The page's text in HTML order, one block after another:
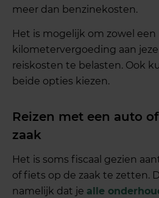
meer dan benzinekosten.
Het is mogelijk om zowel een
kilometervergoeding aan
reiskosten te belasten. Ook
beide opties kiezen.
Reizen met een auto
zaak
Het is soms fiscaal gezien
of fiets op de zaak te zetten.
namelijk dat je alle